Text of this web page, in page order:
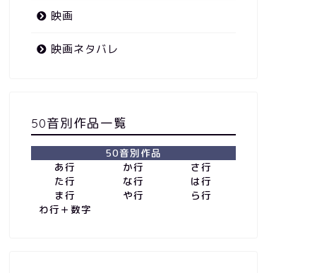
映画
映画ネタバレ
50音別作品一覧
50音別作品
あ行
か行
さ行
た行
な行
は行
ま行
や行
ら行
わ行＋数字